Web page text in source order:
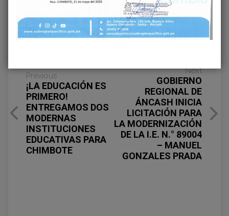
Share on Facebook Share on Twitter
Previous
¡LA EDUCACIÓN ES
PRIMERO!
ENTREGAMOS DOS
MODERNAS
INSTITUCIONES
EDUCATIVAS PARA
CHIMBOTE
Next
GOBIERNO
REGIONAL DE
ÁNCASH INICIA
LICITACIÓN PARA
LA MODERNIZACIÓN
DE LA I.E. N.° 89004
– MANUEL
GONZALES PRADA